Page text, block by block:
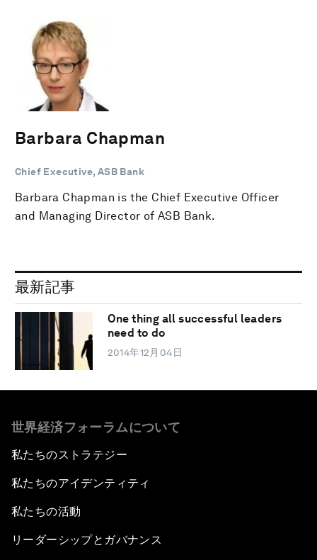
Barbara Chapman
Chief Executive, ASB Bank
Barbara Chapman is the Chief Executive Officer
and Managing Director of ASB Bank.
最新記事
One thing all successful leaders
need to do
2014年12月04日
世界経済フォーラムについて
私たちのストラテジー
私たちのアイデンティティ
私たちの活動
リーダーシップとガバナンス